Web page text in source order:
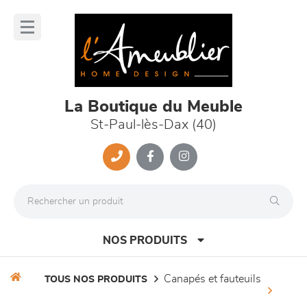
La Boutique du Meuble
St-Paul-lès-Dax (40)
NOS PRODUITS
TOUS NOS PRODUITS canapés et fauteuils